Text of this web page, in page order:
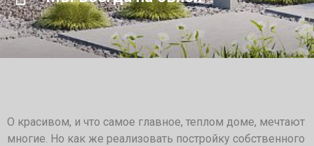
О красивом, и что самое главное, теплом доме, мечтают
многие. Но как же реализовать постройку собственного